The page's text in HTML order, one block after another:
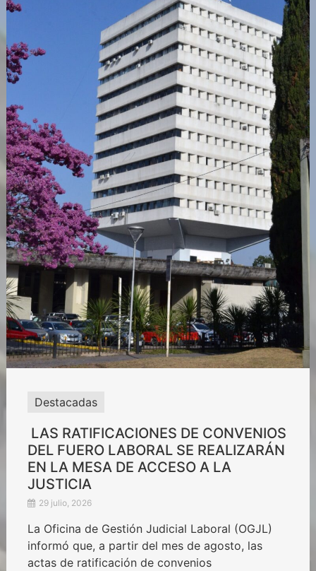
Destacadas
LAS RATIFICACIONES DE CONVENIOS
DEL FUERO LABORAL SE REALIZARÁN
EN LA MESA DE ACCESO A LA
JUSTICIA
29 julio, 2026
La Oficina de Gestión Judicial Laboral (OGJL)
informó que, a partir del mes de agosto, las
actas de ratificación de convenios